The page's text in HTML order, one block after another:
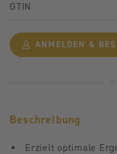
GTIN
ANMELDEN &
Beschreibung
Erzielt optimale